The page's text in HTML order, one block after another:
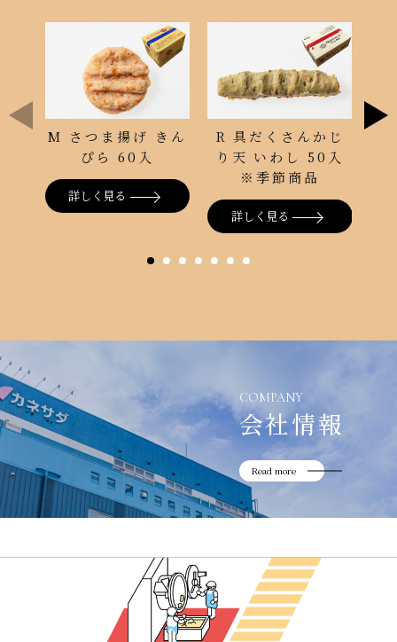
M さつま揚げ きん
ぴら 60入
詳しく見る
R 具だくさんかじ
り天 いわし 50入
※季節商品
詳しく見る
COMPANY
会社情報
Read more